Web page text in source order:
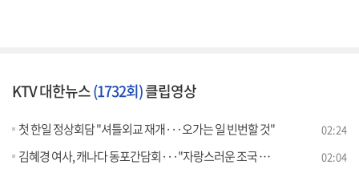
KTV 대한뉴스(1732회)클립영상
첫 한일 정상회담 "셔틀외교 재개···오가는 일 빈번할 것" 02:24
김혜경 여사, 캐나다 동포간담회···"자랑스러운 조국 만들 것" 02:04